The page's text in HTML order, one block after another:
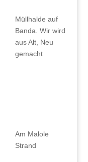
Müllhalde auf
Banda. Wir wird
aus Alt, Neu
gemacht
Am Malole
Strand